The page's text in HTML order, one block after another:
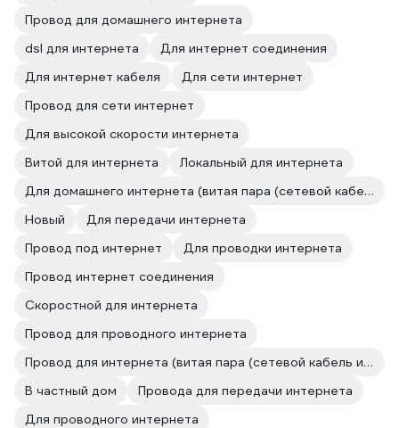
Провод для домашнего интернета
dsl для интернета
Для интернет соединения
Для интернет кабеля
Для сети интернет
Провод для сети интернет
Для высокой скорости интернета
Витой для интернета
Локальный для интернета
Для домашнего интернета (витая пара (сетевой кабель и провод))
Новый
Для передачи интернета
Провод под интернет
Для проводки интернета
Провод интернет соединения
Скоростной для интернета
Провод для проводного интернета
Провод для интернета (витая пара (сетевой кабель и провод))
В частный дом
Провода для передачи интернета
Для проводного интернета